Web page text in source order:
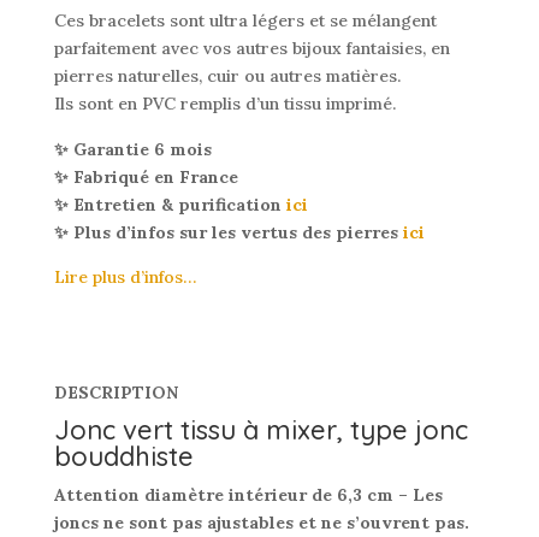
Ces bracelets sont ultra légers et se mélangent
parfaitement avec vos autres bijoux fantaisies, en
pierres naturelles, cuir ou autres matières.
Ils sont en PVC remplis d’un tissu imprimé.
✨ Garantie 6 mois
✨ Fabriqué en France
✨ Entretien & purification ici
✨ Plus d’infos sur les vertus des pierresici
Lire plus d’infos…
DESCRIPTION
Jonc vert tissu à mixer, type jonc
bouddhiste
Attention diamètre intérieur de 6,3 cm – Les
joncs ne sont pas ajustables et ne s’ouvrent pas.